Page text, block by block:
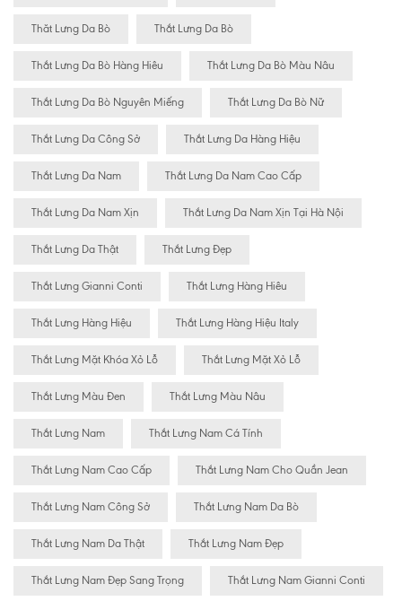
Thăt Lưng Da Bò Thắt Lưng Da Bò
Thắt Lưng Da Bò Hàng Hiêu Thắt Lưng Da Bò Màu Nâu
Thắt Lưng Da Bò Nguyên Miếng Thắt Lưng Da Bò Nữ
Thắt Lưng Da Công Sở Thắt Lưng Da Hàng Hiệu
Thắt Lưng Da Nam Thắt Lưng Da Nam Cao Cấp
Thắt Lưng Da Nam Xịn Thắt Lưng Da Nam Xịn Tại Hà Nội
Thắt Lưng Da Thật Thắt Lưng Đẹp
Thắt Lưng Gianni Conti Thắt Lưng Hàng Hiêu
Thắt Lưng Hàng Hiệu Thắt Lưng Hàng Hiệu Italy
Thắt Lưng Mặt Khóa Xỏ Lỗ Thắt Lưng Mặt Xỏ Lỗ
Thắt Lưng Màu Đen Thắt Lưng Màu Nâu
Thắt Lưng Nam Thắt Lưng Nam Cá Tính
Thắt Lưng Nam Cao Cấp Thắt Lưng Nam Cho Quần Jean
Thắt Lưng Nam Công Sở Thắt Lưng Nam Da Bò
Thắt Lưng Nam Da Thật Thắt Lưng Nam Đẹp
Thắt Lưng Nam Đẹp Sang Trọng Thắt Lưng Nam Gianni Conti